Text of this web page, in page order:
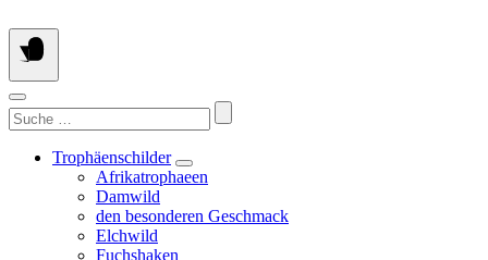
Springe
zum
Inhalt
Suchen
nach:
Trophäenschilder
Afrikatrophaeen
Damwild
den besonderen Geschmack
Elchwild
Fuchshaken